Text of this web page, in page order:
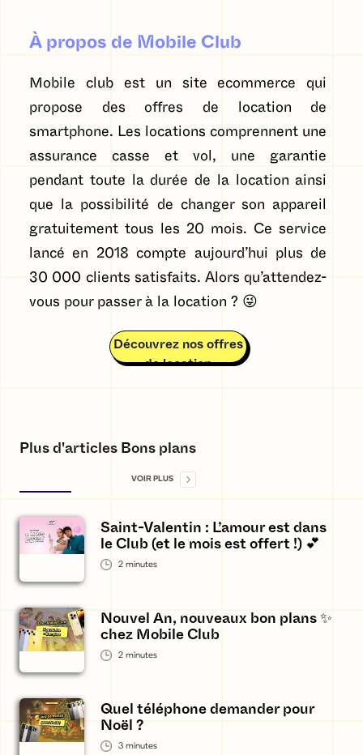
À propos de Mobile Club
Mobile club est un site ecommerce qui
propose des offres de location de
smartphone. Les locations comprennent une
assurance casse et vol, une garantie
pendant toute la durée de la location ainsi
que la possibilité de changer son appareil
gratuitement tous les 20 mois. Ce service
lancé en 2018 compte aujourd’hui plus de
30 000 clients satisfaits. Alors qu’attendez-
vous pour passer à la location ? 😜
Découvrez nos offres
de location
Plus d'articles Bons plans
VOIR PLUS
Saint-Valentin : L’amour est dans
le Club (et le mois est offert !) 💕
2 minutes
Nouvel An, nouveaux bon plans ✨
chez Mobile Club
2 minutes
Quel téléphone demander pour
Noël ?
3 minutes